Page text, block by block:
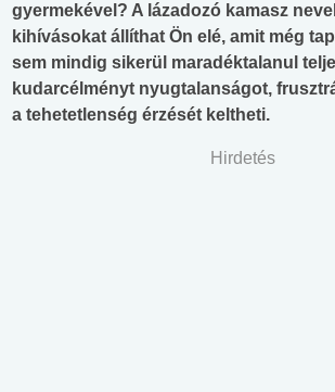
gyermekével? A lázadozó kamasz
kihívásokat állíthat Ön elé, amit még
sem mindig sikerül maradéktalanul
kudarcélményt nyugtalanságot,
a tehetetlenség érzését keltheti.
Hirdetés